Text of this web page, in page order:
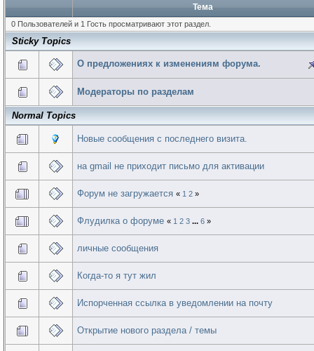
Тема
0 Пользователей и 1 Гость просматривают этот раздел.
Sticky Topics
О предложениях к изменениям форума.
Модераторы по разделам
Normal Topics
Новые сообщения с последнего визита.
на gmail не приходит письмо для активации
Форум не загружается « 1 2 »
Флудилка о форуме « 1 2 3 ...6 »
личные сообщения
Когда-то я тут жил
Испорченная ссылка в уведомлении на почту
Открытие нового раздела / темы